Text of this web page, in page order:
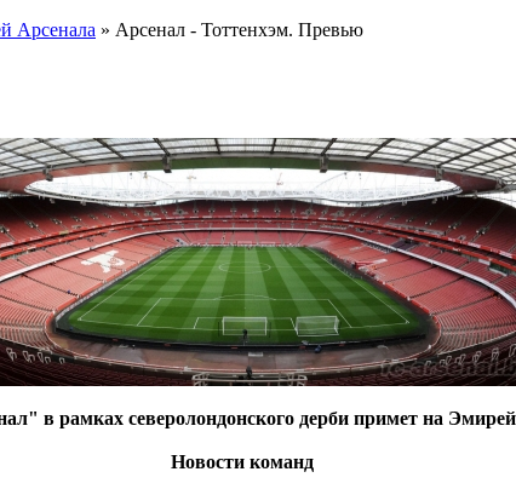
Арсенала » Арсенал - Тоттенхэм. Превью
в рамках северолондонского дерби примет на
Новости команд